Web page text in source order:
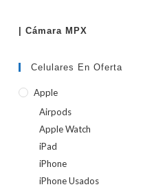
| Cámara MPX
Celulares En Oferta
Apple
Airpods
Apple Watch
iPad
iPhone
iPhone Usados